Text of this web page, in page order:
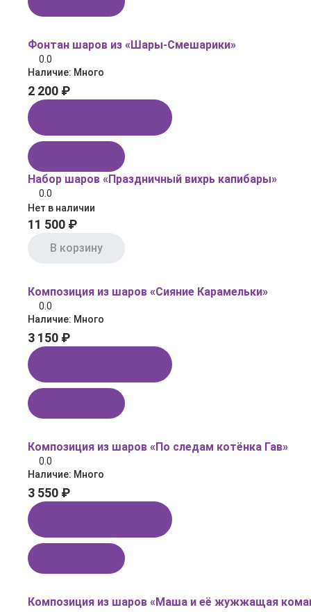
Фонтан шаров из «Шары‑Смешарики»
0.0
Наличие: Много
2 200 ₽
Набор шаров «Праздничный вихрь капибары»
0.0
Нет в наличии
11 500 ₽
В корзину
Композиция из шаров «Сияние Карамельки»
0.0
Наличие: Много
3 150 ₽
Композиция из шаров «По следам котёнка Гав»
0.0
Наличие: Много
3 550 ₽
Композиция из шаров «Маша и её жужжащая